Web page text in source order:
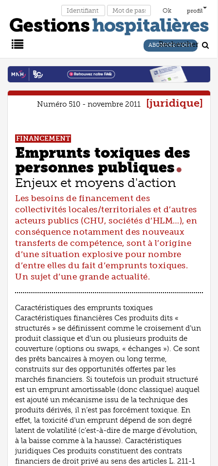
profil
Main
Menu
ABONNEZ-VOUS
Rechercher
Numéro 510 - novembre 2011 juridique
FINANCEMENT
Emprunts toxiques des
personnes publiques
Enjeux et moyens d'action
Les besoins de financement des
collectivités locales/territoriales et d’autres
acteurs publics (CHU, sociétés d’HLM…), en
conséquence notamment des nouveaux
transferts de compétence, sont à l’origine
d’une situation explosive pour nombre
d’entre elles du fait d’emprunts toxiques.
Un sujet d’une grande actualité.
Caractéristiques des emprunts toxiques
Caractéristiques financières Ces produits dits «
structurés » se définissent comme le croisement d’un
produit classique et d’un ou plusieurs produits de
couverture (options ou swaps, « échanges »). Ce sont
des prêts bancaires à moyen ou long terme,
construits sur des opportunités offertes par les
marchés financiers. Si toutefois un produit structuré
est un emprunt amortissable (donc classique) auquel
est ajouté un mécanisme issu de la technique des
produits dérivés, il n’est pas forcément toxique. En
effet, la toxicité d’un emprunt dépend de son degré
latent de volatilité (c’est-à-dire de marge d’évolution,
à la baisse comme à la hausse). Caractéristiques
juridiques Ces produits constituent des contrats
financiers de droit privé au sens des articles L. 211-1